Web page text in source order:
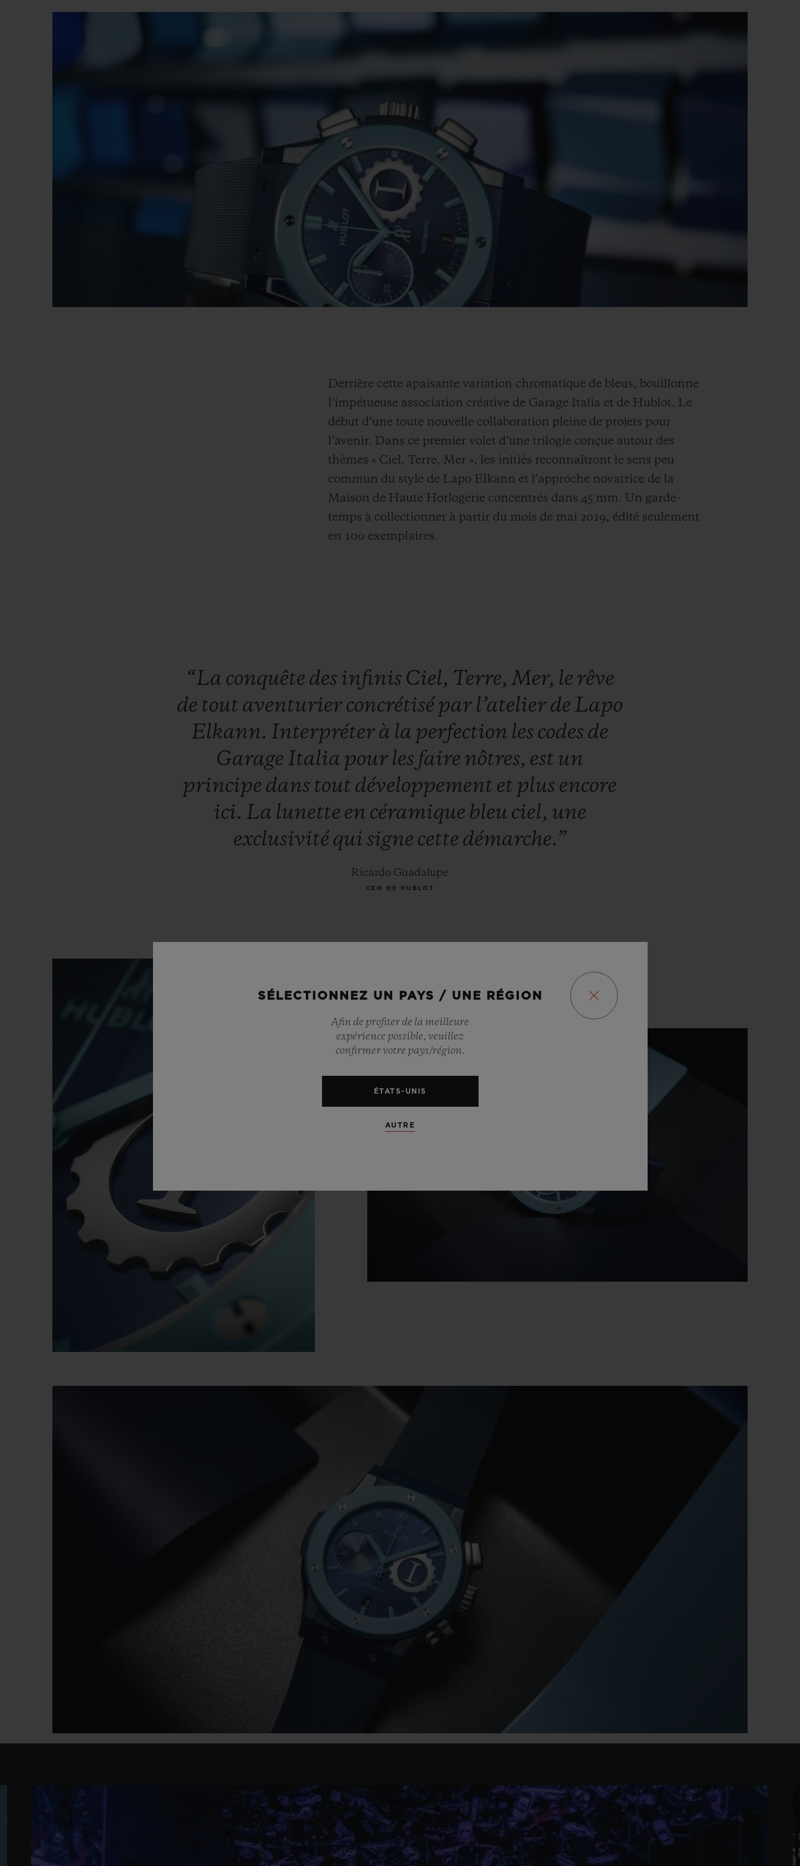
Derrière cette apaisante variation chromatique de bleus, bouillonne
l’impétueuse association créative de Garage Italia et de Hublot. Le
début d’une toute nouvelle collaboration pleine de projets pour
l’avenir. Dans ce premier volet d’une trilogie conçue autour des
thèmes « Ciel, Terre, Mer », les initiés reconnaîtront le sens peu
commun du style de Lapo Elkann et l’approche novatrice de la
Maison de Haute Horlogerie concentrés dans 45 mm. Un garde-
temps à collectionner à partir du mois de mai 2019, édité seulement
en 100 exemplaires.
“La conquête des infinis Ciel, Terre, Mer, le rêve
de tout aventurier concrétisé par l’atelier de Lapo
Elkann. Interpréter à la perfection les codes de
Garage Italia pour les faire nôtres, est un
principe dans tout développement et plus encore
ici. La lunette en céramique bleu ciel, une
exclusivité qui signe cette démarche.”
Ricardo Guadalupe
CEO DE HUBLOT
SÉLECTIONNEZ UN PAYS / UNE RÉGION
Afin de profiter de la meilleure
expérience possible, veuillez
confirmer votre pays/région.
ÉTATS-UNIS
AUTRE
BIG BANG SPIRIT OF BIG BANG BIG BANG
EXTENSION DE
NOUS CONTACTER TROUVER UNE BOUTIQUE